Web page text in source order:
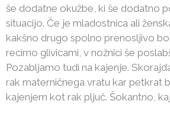
še dodatne okužbe, ki še dodatno
situacijo. Če je mladostnica ali
kakšno drugo spolno prenosljivo
recimo glivicami, v nožnici še
Pozabljamo tudi na kajenje.
rak materničnega vratu kar petkrat
kajenjem kot rak pljuč. Šokantno,